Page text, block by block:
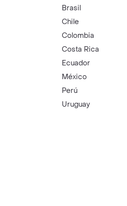
Brasil
Chile
Colombia
Costa Rica
Ecuador
México
Perú
Uruguay